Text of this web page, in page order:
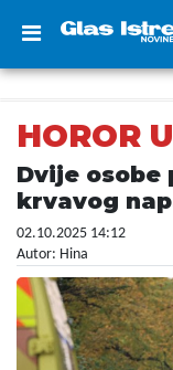
HOROR
Dvije osobe
krvavog
02.10.2025 14:12
Autor: Hina